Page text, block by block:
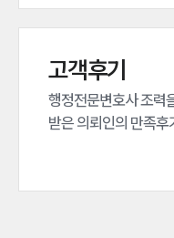
고객후기
행정전문변호사 조력
받은 의뢰인의 만족후